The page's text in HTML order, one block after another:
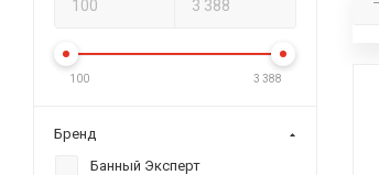
100 3 388
Бренд
Банный Эксперт